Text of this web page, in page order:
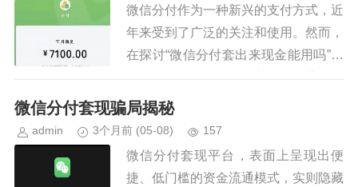
微信分付作为一种新兴的支付方式，近
年来受到了广泛的关注和使用。然而，
在探讨“微信分付套出来现金能用吗”这
一话题时，我们需要深入了解其背后的
原理以及可能引发的问题。 首先，需
微信分付套现骗局揭秘
admin 3个月前 (05-08) 157
微信分付套现平台，表面上呈现出便
捷、低门槛的资金流通模式，实则隐藏